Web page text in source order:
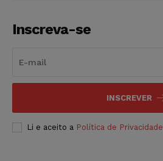
Inscreva-se
INSCREVER
Li e aceito a Política de Privacidade